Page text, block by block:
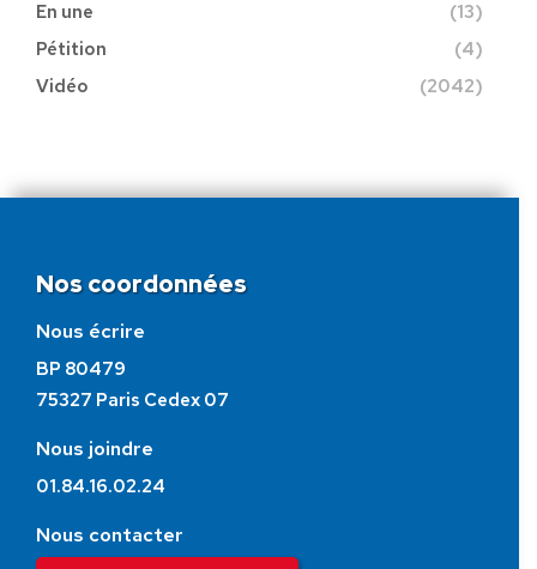
En une
(13)
Pétition
(4)
Vidéo
(2042)
Nos coordonnées
Nous écrire
BP 80479
75327 Paris Cedex 07
Nous joindre
01.84.16.02.24
Nous contacter